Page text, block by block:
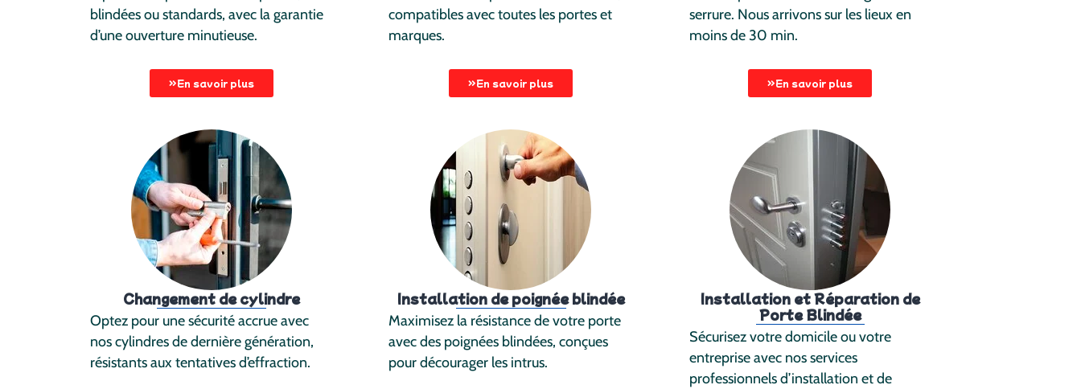
blindées ou standards, avec la garantie
d’une ouverture minutieuse.
En savoir plus
compatibles avec toutes les portes et
marques.
En savoir plus
serrure. Nous arrivons sur les lieux en
moins de 30 min.
En savoir plus
Changement de cylindre
Optez pour une sécurité accrue avec
nos cylindres de dernière génération,
résistants aux tentatives d’effraction.
Installation de poignée blindée
Maximisez la résistance de votre porte
avec des poignées blindées, conçues
pour décourager les intrus.
Installation et Réparation de
Porte Blindée
Sécurisez votre domicile ou votre
entreprise avec nos services
professionnels d’installation et de